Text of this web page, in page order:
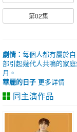
第02集
劇情： 每個人都有屬於
部引起幾代人共鳴的家
月。
華麗的日子 更多詳情
同主演作品